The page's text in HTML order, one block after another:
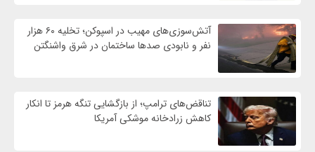
آتش‌سوزی‌های مهیب در اسپوکن؛ تخلیه ۶۰ هزار
نفر و نابودی صدها ساختمان در شرق واشنگتن
تناقض‌های ترامپ؛ از بازگشایی تنگه هرمز تا انکار
کاهش زرادخانه موشکی آمریکا